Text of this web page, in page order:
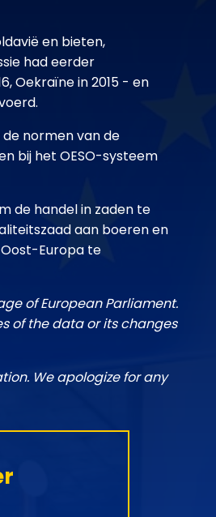
en bieten,
had eerder
Oekraïne in 2015 - en
normen van de
bij het OESO-systeem
de handel in zaden te
aan boeren en
Europa te
of European Parliament.
of the data or its changes
We apologize for any